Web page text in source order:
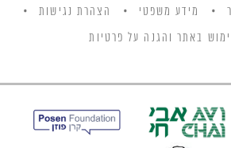
מידע משפטי הצהרת נגישות
באתר והגנה על פרטיות